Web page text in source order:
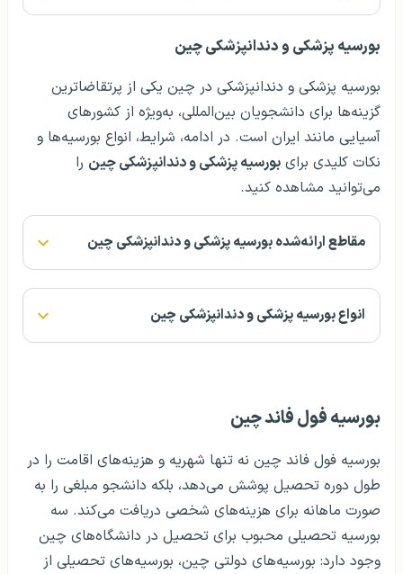
بورسیه پزشکی و دندانپزشکی چین
بورسیه پزشکی و دندانپزشکی در چین یکی از پرتقاضاترین
گزینه‌ها برای دانشجویان بین‌المللی، به‌ویژه از کشورهای
آسیایی مانند ایران است. در ادامه، شرایط، انواع بورسیه‌ها و
نکات کلیدی برای بورسیه پزشکی و دندانپزشکی چین را
می‌توانید مشاهده کنید.
مقاطع ارائه‌شده بورسیه پزشکی و دندانپزشکی چین
انواع بورسیه پزشکی و دندانپزشکی چین
بورسیه فول فاند چین
بورسیه فول فاند چین نه تنها شهریه و هزینه‌های اقامت را در
طول دوره تحصیل پوشش می‌دهد، بلکه دانشجو مبلغی را به
صورت ماهانه برای هزینه‌های شخصی دریافت می‌کند. سه
بورسیه تحصیلی محبوب برای تحصیل در دانشگاه‌های چین
وجود دارد: بورسیه‌های دولتی چین، بورسیه‌های تحصیلی از